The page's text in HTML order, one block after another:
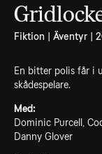
Fiktion | Äventyr |
En bitter polis får i
skådespelare.
Med:
Dominic Purcell,
Danny Glover